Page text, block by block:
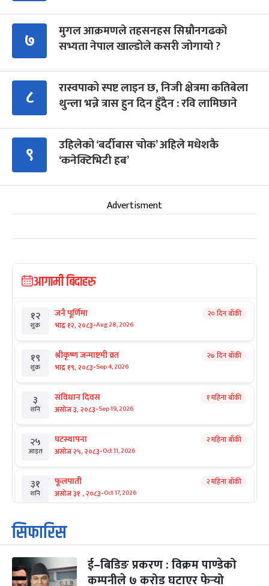
७
मुगल आक्रमणले तहसनहस सिम्रौनगढको
सभ्यता नेपाल खाल्डोले कसरी जोगायो ?
८
रास्वपाको स्पष्ट लाइन छ, निजी क्षेत्रमा कतिबेला
थुन्ला भन्ने त्रास हुन दिन हुँदैन : रवि लामिछाने
९
उहिलेको ‘बर्दीबास चोक’ अहिले मधेशकै
‘कनेक्टिभिटी हब’
Advertisment
आगामी बिदाहरु
१२
शुक्र
जनै पूर्णिमा
भाद्र १२, २०८३-Aug 28, 2026
२० दिन बाँकी
१९
शुक्र
श्रीकृष्ण जन्माष्टमी व्रत
भाद्र १९, २०८३-Sep 4, 2026
२७ दिन बाँकी
३
शनि
संविधान दिवस
असोज ३, २०८३-Sep 19, 2026
१ महिना बाँकी
२५
आइत
घटस्थापना
असोज २५, २०८३-Oct 11, 2026
२ महिना बाँकी
३१
शनि
फूलपाती
असोज ३१ , २०८३-Oct 17, 2026
२ महिना बाँकी
१
आइत
कार्तिक सङ्क्रान्ति
कार्तिक १, २०८३
३
मंगल
महानवमी
कार्तिक ३, २०८३-Oct 20, 2026
२ महिना बाँकी
सिफारिस
ई–बिडिङ प्रकरण : विक्रम पाण्डेको
कम्पनीले ७ करोड घटाएर फेर्‍यो